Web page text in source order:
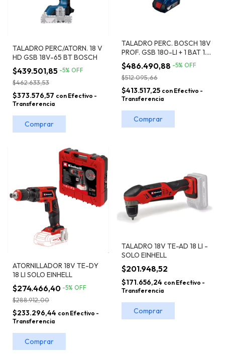
TALADRO PERC/ATORN. 18 V
HD GSB 18V-65 BT BOSCH
$439.501,85 -5% OFF
$462.633,53
$373.576,57 con Efectivo -
Transferencia
TALADRO PERC. BOSCH 18V
PROF. GSB 180-LI + 1 BAT 1.5
AH + CARGADOR
$486.490,88 -5% OFF
$512.095,66
$413.517,25 con Efectivo -
Transferencia
ATORNILLADOR 18V TE-DY
18 LI SOLO EINHELL
$274.466,40 -5% OFF
$288.912,00
$233.296,44 con Efectivo -
Transferencia
TALADRO 18V TE-AD 18 LI -
SOLO EINHELL
$201.948,52
$171.656,24 con Efectivo -
Transferencia